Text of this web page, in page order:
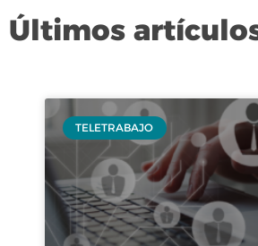
Últimos
TELETRABAJO